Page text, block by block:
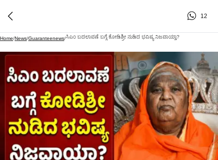
12
Home/News/Guaranteenews/ಸಿಎಂ ಬದಲಾವಣೆ ಬಗ್ಗೆ ಕೋಡಿಶ್ರೀ ನುಡಿದ ಭವಿಷ್ಯ ನಿಜವಾಯ್ತಾ?